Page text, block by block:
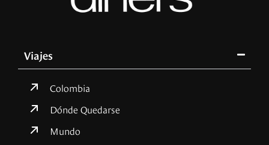
Viajes
Colombia
Dónde Quedarse
Mundo